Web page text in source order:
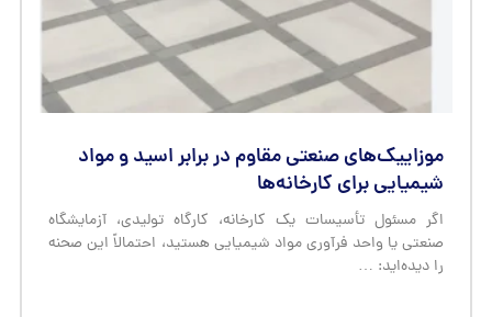
اگر مسئول تأسیسات یک کارخانه، کارگاه تولیدی، آزمایشگاه
صنعتی یا واحد فرآوری مواد شیمیایی هستید، احتمالاً این صحنه
را دیده‌اید: …